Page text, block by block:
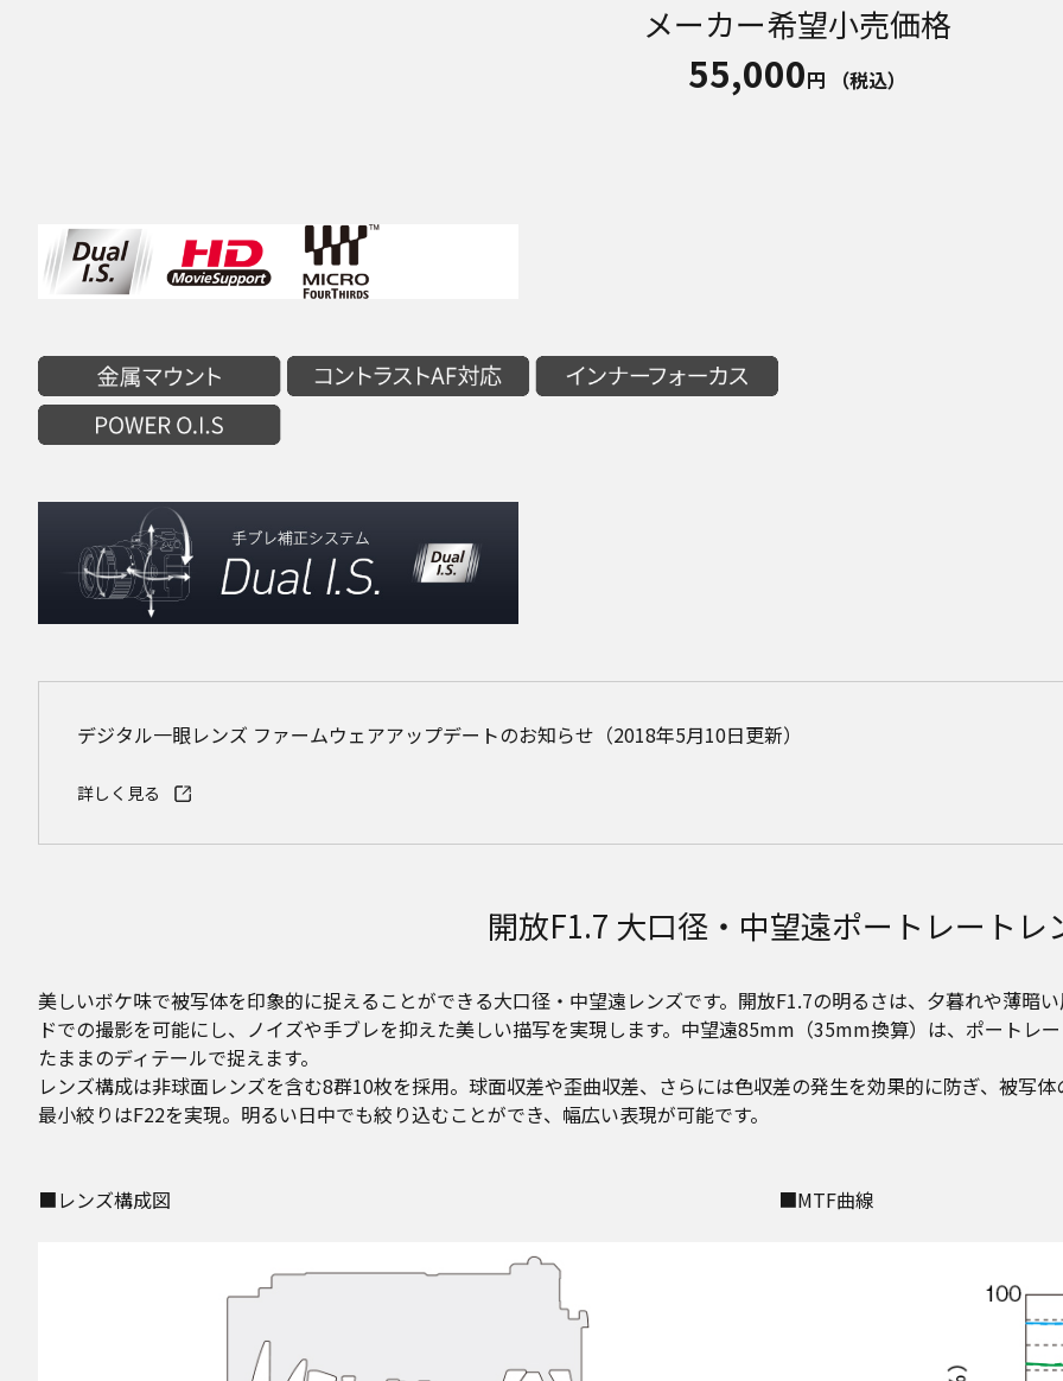
メーカー希望小売価格
55,000円 （税込）
デジタル一眼レンズ ファームウェアアップデートのお知らせ（2018年5月10日更新）
詳しく見る
開放F1.7 大口径・中望遠ポートレートレ
美しいボケ味で被写体を印象的に捉えることができる大口径・中望遠レンズです。開放F1.7の明るさは、夕暮れや薄暗
ドでの撮影を可能にし、ノイズや手ブレを抑えた美しい描写を実現します。中望遠85mm（35mm換算）は、ポートレ
たままのディテールで捉えます。
レンズ構成は非球面レンズを含む8群10枚を採用。球面収差や歪曲収差、さらには色収差の発生を効果的に防ぎ、被写
最小絞りはF22を実現。明るい日中でも絞り込むことができ、幅広い表現が可能です。
■レンズ構成図 ■MTF曲線